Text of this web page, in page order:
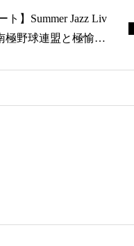
ナ
ト】Summer Jazz Liv
極野球連盟と極愉快